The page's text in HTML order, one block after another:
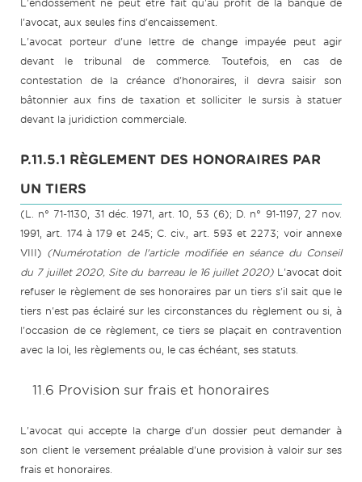
L'endossement ne peut être fait qu'au profit de la banque de
l'avocat, aux seules fins d'encaissement.
L'avocat porteur d'une lettre de change impayée peut agir
devant le tribunal de commerce. Toutefois, en cas de
contestation de la créance d'honoraires, il devra saisir son
bâtonnier aux fins de taxation et solliciter le sursis à statuer
devant la juridiction commerciale.
P.11.5.1 RÈGLEMENT DES HONORAIRES PAR
UN TIERS
(L. n° 71-1130, 31 déc. 1971, art. 10, 53 (6); D. n° 91-1197, 27 nov.
1991, art. 174 à 179 et 245; C. civ., art. 593 et 2273; voir annexe
VIII) (Numérotation de l'article modifiée en séance du Conseil
du 7 juillet 2020, Site du barreau le 16 juillet 2020) L'avocat doit
refuser le règlement de ses honoraires par un tiers s'il sait que le
tiers n'est pas éclairé sur les circonstances du règlement ou si, à
l'occasion de ce règlement, ce tiers se plaçait en contravention
avec la loi, les règlements ou, le cas échéant, ses statuts.
11.6 Provision sur frais et honoraires
L'avocat qui accepte la charge d'un dossier peut demander à
son client le versement préalable d'une provision à valoir sur ses
frais et honoraires.